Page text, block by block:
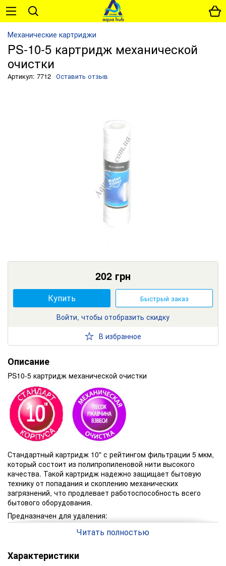
Механические картриджи
PS-10-5 картридж механической
очистки
Артикул: 7712 Оставить отзыв
202 грн
Купить Быстрый заказ
Войти, чтобы отобразить скидку
В избранное
Описание
PS10-5 картридж механической очистки
Стандартный картридж 10" с рейтингом фильтрации 5 мкм,
который состоит из полипропиленовой нити высокого
качества. Такой картридж надежно защищает бытовую
технику от попадания и скоплению механических
загрязнений, что продлевает работоспособность всего
бытового оборудования.
Предназначен для удаления:
механических частиц;
окалины;
Читать полностью
Характеристики